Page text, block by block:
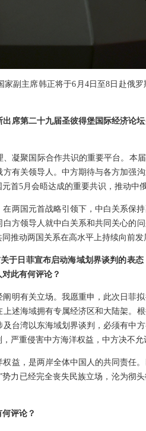
副主席韩正将于6月4日至8日赴俄
席第二十九届圣彼得堡国际经济论
凝聚国际合作共识的重要平台。本
有关领导人。中方期待与各方加强
首5月会晤达成的重要共识，推动中
两国元首战略引领下，中白关系保
方领导人就中白关系和共同关心的
推动两国关系在高水平上持续向前发
于日菲宣布启动海域划界谈判的表
此有何评论？
明有关立场。我愿重申，此次日菲
述海域拥有专属经济区和大陆架。
台湾以东海域划界谈判，必须有中
严重侵害中方海洋权益，中方决不允
益，是两岸全体中国人的共同责任
力已经完全丧失民族立场，沦为彻
评论？